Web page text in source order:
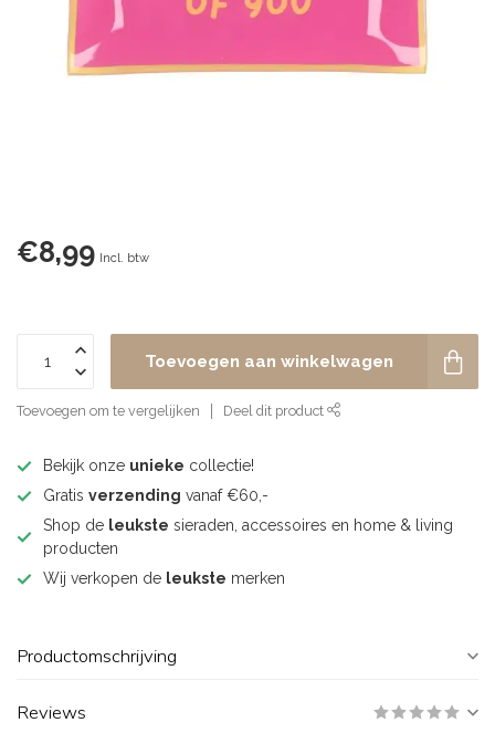
€8,99 Incl. btw
Toevoegen aan winkelwagen
Toevoegen om te vergelijken Deel dit product
Bekijk onze unieke collectie!
Gratis verzending vanaf €60,-
Shop de leukste sieraden, accessoires en home & living
producten
Wij verkopen de leukste merken
Productomschrijving
Reviews